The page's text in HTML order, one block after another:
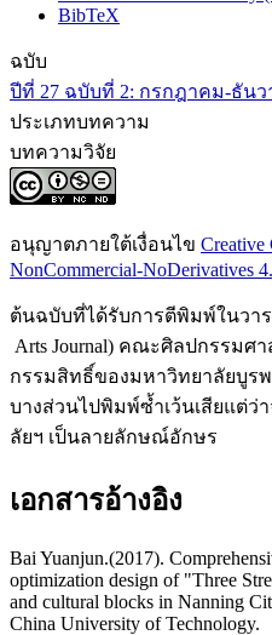
BibTeX
ฉบับ
ปีที่ 27 ฉบับที่ 2: กรกฎาคม-ธันว
ประเภทบทความ
บทความวิจัย
อนุญาตภายใต้เงื่อนไข Creative
NonCommercial-NoDerivatives
ต้นฉบับที่ได้รับการตีพิมพ์ในวาร
Arts Journal) คณะศิลปกรรมศ
กรรมสิทธิ์ของมหาวิทยาลัยบูร
บางส่วนไปพิมพ์ซ้ำเว้นเสียแต่
ลัยฯ เป็นลายลักษณ์อักษร
เอกสารอ้างอิง
Bai Yuanjun.(2017).
optimization design of "Three
and cultural blocks in Nanning
China University of Technology.